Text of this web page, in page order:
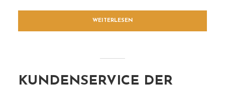
WEITERLESEN
KUNDENSERVICE DER